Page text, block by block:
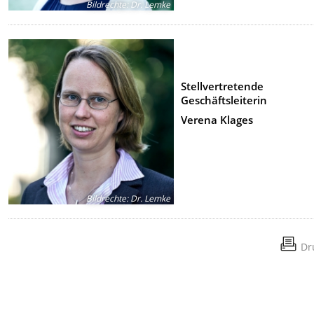
Bildrechte: Dr. Lemke
Bildrechte:Dr. Lemke
Stellvertretende
Geschäftsleiterin
Verena Klages